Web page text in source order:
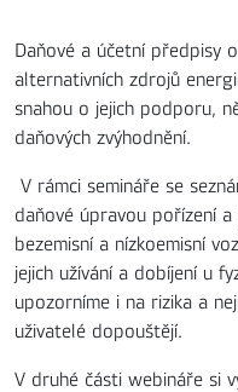
Daňové a účetní předpisy
alternativních zdrojů
snahou o jejich podporu,
daňových zvýhodnění.
V rámci semináře se
daňové úpravou pořízení
bezemisní a nízkoemisní
jejich užívání a dobíjení u
upozorníme i na rizika a
uživatelé dopouštějí.
V druhé části webináře si